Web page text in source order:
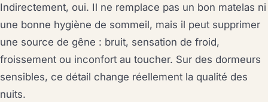
Indirectement, oui. Il ne remplace pas un bon matelas ni
une bonne hygiène de sommeil, mais il peut supprimer
une source de gêne : bruit, sensation de froid,
froissement ou inconfort au toucher. Sur des dormeurs
sensibles, ce détail change réellement la qualité des
nuits.